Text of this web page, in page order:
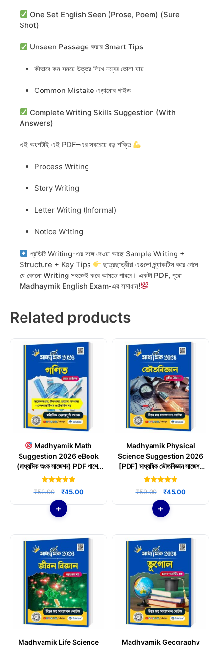
One Set English Seen (Prose, Poem) (Sure
Shot)
Unseen Passage করার Smart Tips
কীভাবে কম সময়ে উত্তর লিখে নম্বর তোলা যায়
Common Mistake এড়ানোর গাইড
Complete Writing Skills Suggestion (With
Answers)
এই অংশটাই এই PDF–এর সবচেয়ে বড় শক্তি
Process Writing
Story Writing
Letter Writing (Informal)
Notice Writing
প্রতিটি Writing-এর সঙ্গে দেওয়া আছে Sample Writing +
Structure + Key Tips
ছাত্রছাত্রীরা এগুলো প্র্যাকটিস করে গেলে
যে কোনো Writing সহজেই করে আসতে পারবে । একটা PDF, পুরো
Madhaymik English Exam-এর সমাধান!
Related products
Madhyamik Math
Suggestion 2026 eBook
(মাধ্যমিক অংক সাজেশন) PDF পাশের
গ্যারান্টি
5.00
out of 5
₹59.00
Original
price
was:
₹59.00.
₹45.00Current
Madhyamik Physical
Science Suggestion 2026
[PDF] মাধ্যমিক ভৌতবিজ্ঞান সাজেশন
উত্তরসহ
5.00
out of 5
₹59.00
Original
price
was:
₹59.00.
₹45.00Current
Madhyamik Life Science Madhyamik Geography